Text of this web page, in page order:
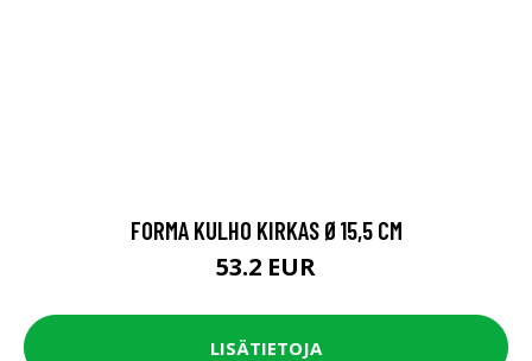
FORMA KULHO KIRKAS Ø15,5 CM
53.2 EUR
LISÄTIETOJA